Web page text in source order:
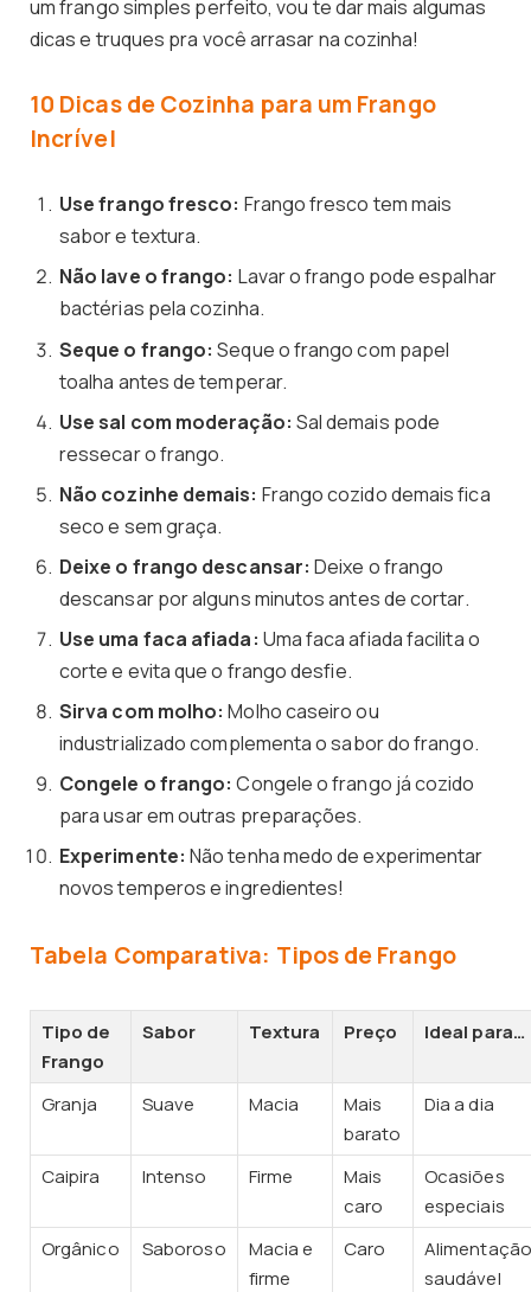
um frango simples perfeito, vou te dar mais algumas
dicas e truques pra você arrasar na cozinha!
10 Dicas de Cozinha para um Frango
Incrível
Use frango fresco: Frango fresco tem mais
sabor e textura.
Não lave o frango: Lavar o frango pode espalhar
bactérias pela cozinha.
Seque o frango: Seque o frango com papel
toalha antes de temperar.
Use sal com moderação: Sal demais pode
ressecar o frango.
Não cozinhe demais: Frango cozido demais fica
seco e sem graça.
Deixe o frango descansar: Deixe o frango
descansar por alguns minutos antes de cortar.
Use uma faca afiada: Uma faca afiada facilita o
corte e evita que o frango desfie.
Sirva com molho: Molho caseiro ou
industrializado complementa o sabor do frango.
Congele o frango: Congele o frango já cozido
para usar em outras preparações.
Experimente: Não tenha medo de experimentar
novos temperos e ingredientes!
Tabela Comparativa: Tipos de Frango
Tipo de
Frango
Sabor Textura Preço Ideal para…
Granja Suave Macia
Mais
barato
Dia a dia
Caipira Intenso Firme
Mais
caro
Ocasiões
especiais
Orgânico
Saboroso
Macia e
firme
Caro
Alimentação
saudável